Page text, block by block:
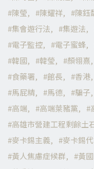
陳瑩
陳耀祥 陳鈺
集會遊行法
集遊法
電子監控
電子蜜蜂
韓國
韓瑩 顏翎熹
食藥署
館長 香港
馬屁精
馬德 騙子
高端
高端萊豬黨
高雄市營建工程剩餘土
麥卡錫主義
麥卡錫
黃人焦慮症候群
黃